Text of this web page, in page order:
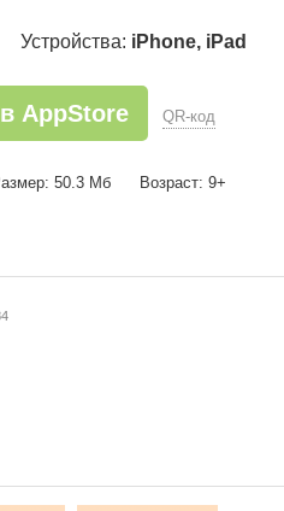
Устройства: iPhone, iPad
AppStore QR-код
50.3 Мб
Возраст: 9+